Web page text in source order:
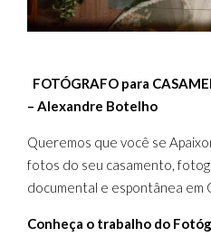
FOTÓGRAFO para
– Alexandre Botelho
Queremos que você se
fotos do seu casamento,
documental e espontânea em
Conheça o trabalho do